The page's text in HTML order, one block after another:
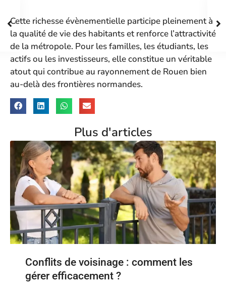
Cette richesse évènementielle participe pleinement à
la qualité de vie des habitants et renforce l’attractivité
de la métropole. Pour les familles, les étudiants, les
actifs ou les investisseurs, elle constitue un véritable
atout qui contribue au rayonnement de Rouen bien
au-delà des frontières normandes.
Plus d'articles
Conflits de voisinage : comment les
gérer efficacement ?